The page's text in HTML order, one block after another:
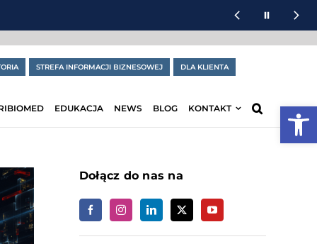
STREFA INFORMACJI BIZNESOWEJ DLA KLIENTA
EDUKACJA NEWS BLOG KONTAKT
Dołącz do nas na